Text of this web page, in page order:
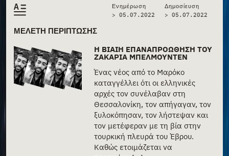
ΜΕΛΈΤΗ ΠΕΡΊΠΤΩΣΗΣ
Ενημέρωση
> 05.07.2022
Δημοσίευση
> 05.07.2022
Η ΒΊΑΙΗ ΕΠΑΝΑΠΡΟΏΘΗΣΗ ΤΟΥ
ΖΑΚΑΡΊΑ ΜΠΕΛΜΟΥΝΤΈΝ
Ένας νέος από το Μαρόκο
καταγγέλλει ότι οι ελληνικές
αρχές τον συνέλαβαν στη
Θεσσαλονίκη, τον απήγαγαν, τον
ξυλοκόπησαν, τον λήστεψαν και
τον μετέφεραν με τη βία στην
τουρκική πλευρά του Έβρου.
Καθώς ετοιμάζεται να